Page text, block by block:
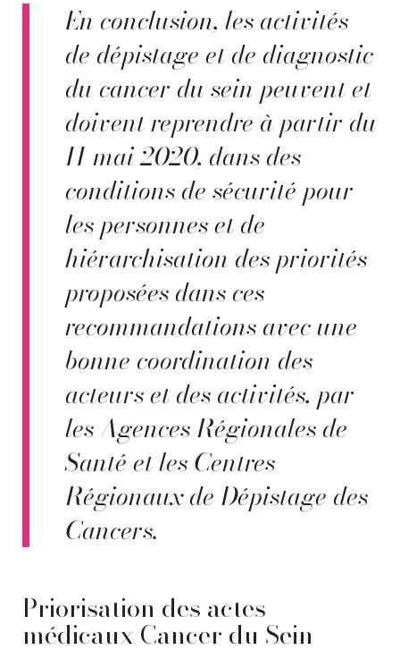
En conclusion, les activités
de dépistage et de diagnostic
du cancer du sein peuvent et
doivent reprendre à partir du
11 mai 2020, dans des
conditions de sécurité pour
les personnes et de
hiérarchisation des priorités
proposées dans ces
recommandations avec une
bonne coordination des
acteurs et des activités, par
les Agences Régionales de
Santé et les Centres
Régionaux de Dépistage des
Cancers.
Priorisation des actes
médicaux Cancer du Sein